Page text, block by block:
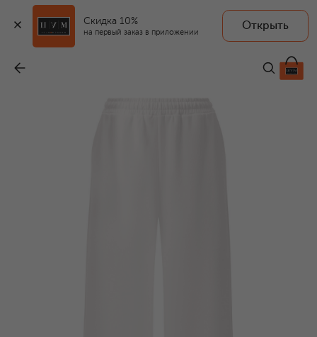
Скидка 10%
на первый заказ в приложении
Открыть
EDOMO
27 900 ₽